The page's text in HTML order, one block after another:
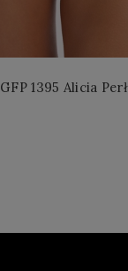
1395 Alicia